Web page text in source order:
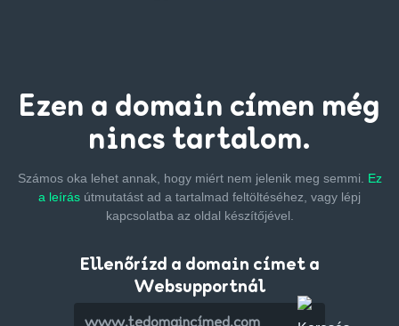
Ezen a domain címen még
nincs tartalom.
Számos oka lehet annak, hogy miért nem jelenik meg semmi. Ez
a leírás útmutatást ad a tartalmad feltöltéséhez, vagy lépj
kapcsolatba az oldal készítőjével.
Ellenőrízd a domain címet a
Websupportnál